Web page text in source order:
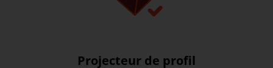
Projecteur de profil